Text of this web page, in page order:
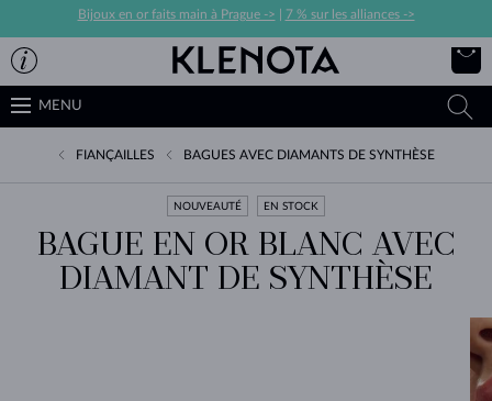
Bijoux en or faits main à Prague -> 7 % sur les alliances ->
MENU
FIANÇAILLES BAGUES AVEC DIAMANTS DE SYNTHÈSE
NOUVEAUTÉ EN STOCK
BAGUE EN OR BLANC AVEC
DIAMANT DE SYNTHÈSE